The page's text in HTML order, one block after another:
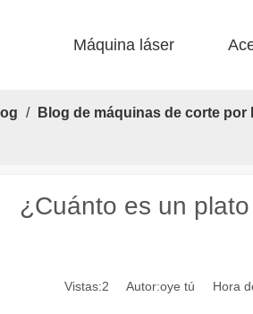
Máquina láser
/ Blog de máquinas de corte por
¿Cuánto es un
Vistas:2 Autor:oye tú Hora